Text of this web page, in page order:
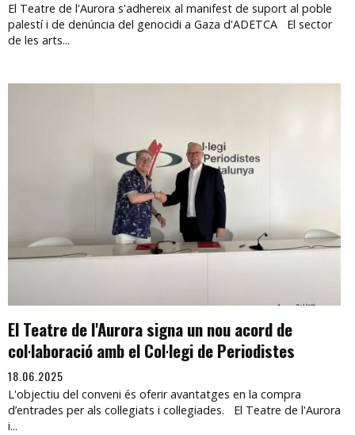
El Teatre de l'Aurora s'adhereix al manifest de suport al poble
palestí i de denúncia del genocidi a Gaza d'ADETCA El sector
de les arts...
El Teatre de l'Aurora signa un nou acord de
col·laboració amb el Col·legi de Periodistes
18.06.2025
L'objectiu del conveni és oferir avantatges en la compra
d’entrades per als col·legiats i col·legiades. El Teatre de l'Aurora
i...